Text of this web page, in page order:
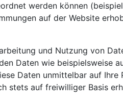
werden können
auf der Website
und Nutzung von
Daten wie beispielsweise
Daten unmittelbar auf
stets auf freiwilliger Basis